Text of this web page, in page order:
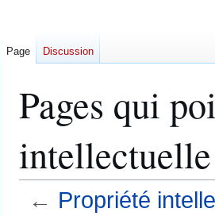
Pages qui
← Propriété
Page Discussion